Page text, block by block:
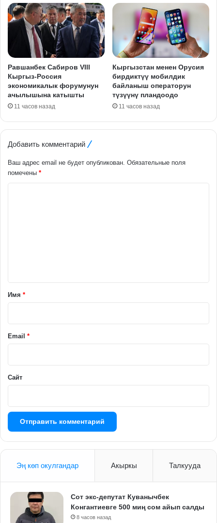
Равшанбек Сабиров VIII
Кыргыз-Россия
экономикалык форумунун
ачылышына катышты
11 часов назад
Кыргызстан менен Орусия
бирдиктүү мобилдик
байланыш операторун
түзүүнү пландоодо
11 часов назад
Добавить комментарий
Ваш адрес email не будет опубликован. Обязательные поля
помечены *
а
р
й
Имя *
Email *
Сайт
Эң көп окулгандар Акыркы Талкууда
Сот экс-депутат Куванычбек
Конгантиевге 500 миң сом айып салды
8 часов назад